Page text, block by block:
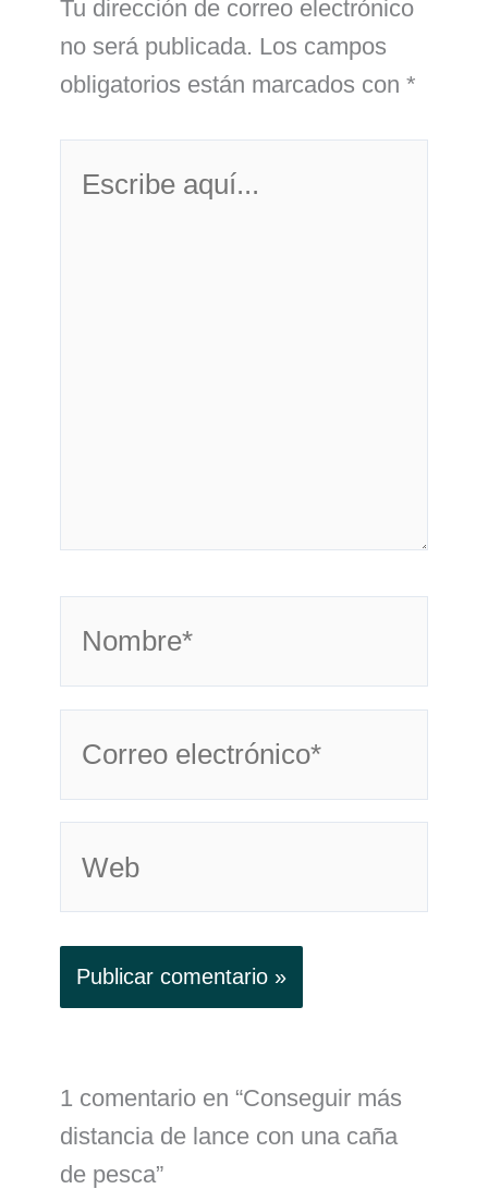
Tu dirección de correo electrónico
no será publicada. Los campos
obligatorios están marcados con *
aquí...
electrónico*
1 comentario en “Conseguir más
distancia de lance con una caña
de pesca”